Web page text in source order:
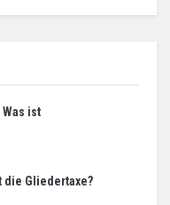
ist
die Gliedertaxe?